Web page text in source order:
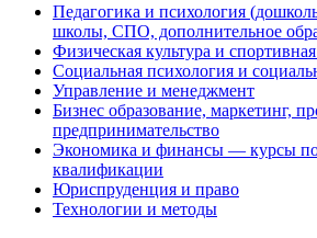
Педагогика и психология
школы, СПО, дополнительное
Физическая культура и
Социальная психология и
Управление и менеджмент
Бизнес образование, маркетинг,
предпринимательство
Экономика и финансы — курсы
квалификации
Юриспруденция и право
Технологии и методы